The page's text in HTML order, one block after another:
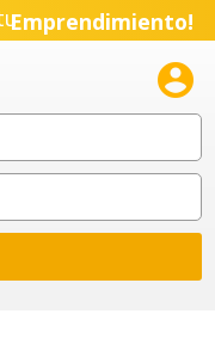
Emprendimiento!
